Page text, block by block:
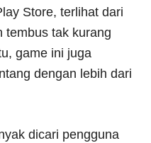
Store, terlihat dari
tembus tak kurang
game ini juga
dengan lebih dari
dicari pengguna